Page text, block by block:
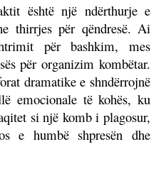
është një ndërthurje e
thirrjes për qëndresë. Ai
për bashkim, mes
për organizim kombëtar.
dramatike e shndërrojnë
emocionale të kohës, ku
si një komb i plagosur,
e humbë shpresën dhe